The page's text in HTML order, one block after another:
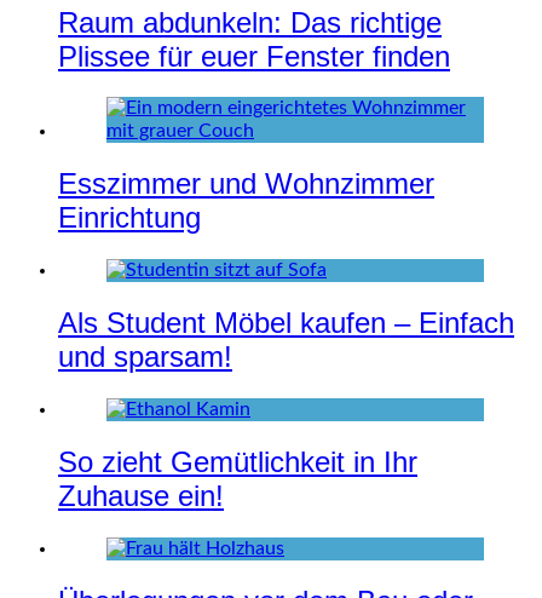
Raum abdunkeln: Das richtige
Plissee für euer Fenster finden
Esszimmer und Wohnzimmer
Einrichtung
Als Student Möbel kaufen – Einfach
und sparsam!
So zieht Gemütlichkeit in Ihr
Zuhause ein!